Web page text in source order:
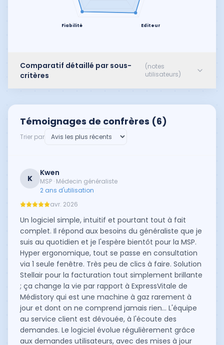
Editeur
Fiabilité
Comparatif détaillé par sous-
critères
(notes
utilisateurs)
Témoignages de confrères (6)
Trier par
K
Kwen
MSP · Médecin généraliste
2 ans d'utilisation
avr. 2026
Un logiciel simple, intuitif et pourtant tout à fait
complet. Il répond aux besoins du généraliste que je
suis au quotidien et je l'espère bientôt pour la MSP.
Hyper ergonomique, tout se passe en consultation
via 1 seule fenêtre. Très peu de clics à faire. Solution
Stellair pour la facturation tout simplement brillante
; ça change la vie par rapport à ExpressVitale de
Médistory qui est une machine à gaz rarement à
jour et dont on ne comprend jamais rien... L'équipe
au service client est dévouée, à l'écoute des
demandes. Le logiciel évolue régulièrement grâce
aux demandes utilisateurs, avec des mises à jour